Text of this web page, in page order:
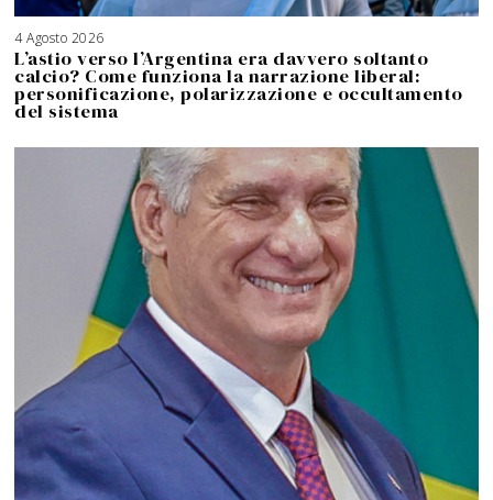
4 Agosto 2026
g
o
s
t
o
2
0
L’astio verso l’Argentina era davvero soltanto
calcio? Come funziona la narrazione liberal:
personificazione, polarizzazione e occultamento
del sistema